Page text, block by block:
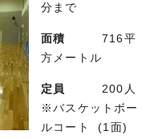
分まで
面積 716平
方メートル
定員
200人
※バスケットボー
ルコート (1面)